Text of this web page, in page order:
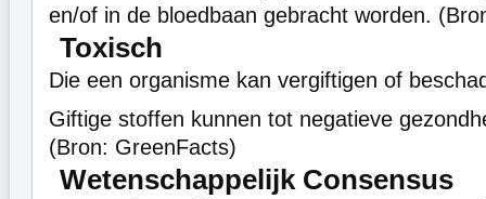
en/of in de bloedbaan gebracht worden.
Toxisch
Die een organisme kan vergiftigen of
Giftige stoffen kunnen tot negatieve
(Bron: GreenFacts)
Wetenschappelijk Consensus